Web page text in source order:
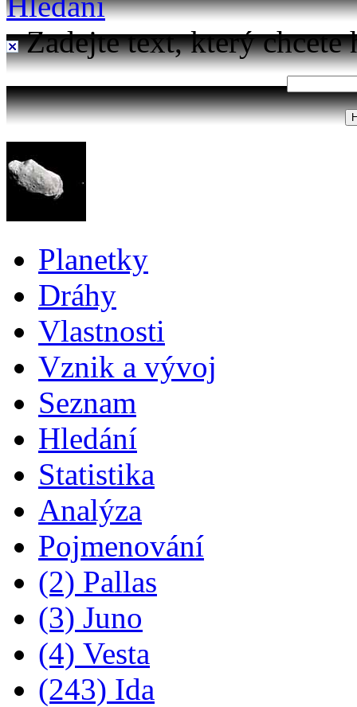
Zadejte text, který chcete
Planetky
Dráhy
Vlastnosti
Vznik a vývoj
Seznam
Hledání
Statistika
Analýza
Pojmenování
(2) Pallas
(3) Juno
(4) Vesta
(243) Ida